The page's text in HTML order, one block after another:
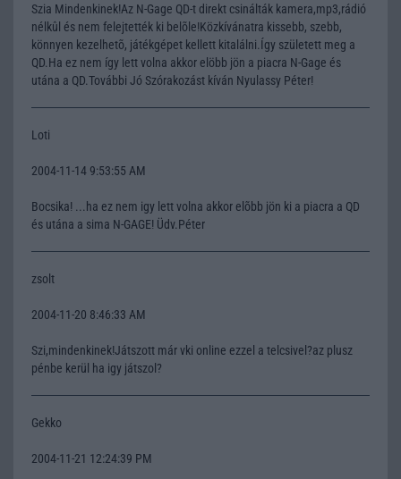
Szia Mindenkinek!Az N-Gage QD-t direkt csinálták kamera,mp3,rádió
nélkûl és nem felejtették ki belõle!Közkívánatra kissebb, szebb,
könnyen kezelhetõ, játékgépet kellett kitalálni.Így született meg a
QD.Ha ez nem így lett volna akkor elöbb jön a piacra N-Gage és
utána a QD.További Jó Szórakozást kíván Nyulassy Péter!
Loti
2004-11-14 9:53:55 AM
Bocsika! ...ha ez nem igy lett volna akkor elõbb jön ki a piacra a QD
és utána a sima N-GAGE! Üdv.Péter
zsolt
2004-11-20 8:46:33 AM
Szi,mindenkinek!Játszott már vki online ezzel a telcsivel?az plusz
pénbe kerül ha igy játszol?
Gekko
2004-11-21 12:24:39 PM